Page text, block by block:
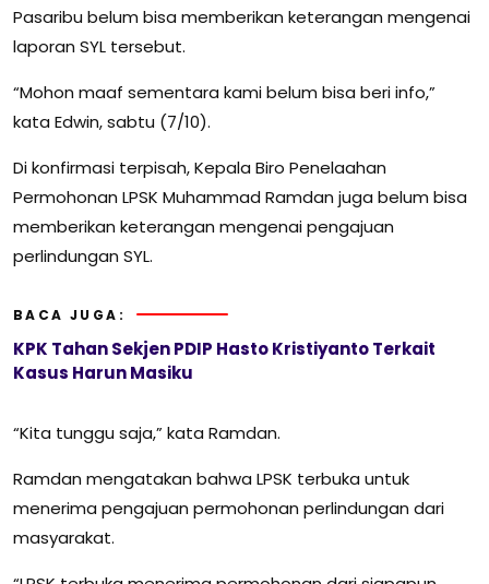
Pasaribu belum bisa memberikan keterangan mengenai
laporan SYL tersebut.
“Mohon maaf sementara kami belum bisa beri info,”
kata Edwin, sabtu (7/10).
Di konfirmasi terpisah, Kepala Biro Penelaahan
Permohonan LPSK Muhammad Ramdan juga belum bisa
memberikan keterangan mengenai pengajuan
perlindungan SYL.
BACA JUGA:
KPK Tahan Sekjen PDIP Hasto Kristiyanto Terkait
Kasus Harun Masiku
“Kita tunggu saja,” kata Ramdan.
Ramdan mengatakan bahwa LPSK terbuka untuk
menerima pengajuan permohonan perlindungan dari
masyarakat.